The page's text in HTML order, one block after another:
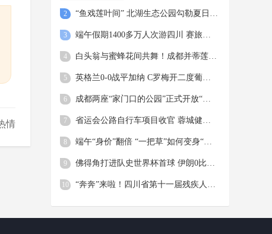
情
2 “鱼戏莲叶间” 北湖生态公园勾勒夏日美景
3 端午假期1400多万人次游四川 赛旅融合成时尚 青春旅途是亮点
4 白头翁与蜜蜂花间共舞！成都并蒂莲含苞待放惹人怜爱
5 英格兰0-0战平加纳 C罗梅开二度葡萄牙5球大胜
6 成都两座“家门口的公园”正式开放“扫码飞”
7 省运会公路自行车项目收官 蓉城健儿斩获两金两铜
8 端午“身价”翻倍 “一把草”如何变身“国潮花束”？
9 佛得角打进队史世界杯首球 伊朗0比0逼平10人比利时 西班牙4比0沙特，18岁亚马尔首球
10 “奔奔”来啦！四川省第十一届残疾人运动会暨第六届特殊奥林匹克运动会标志标识正式发布